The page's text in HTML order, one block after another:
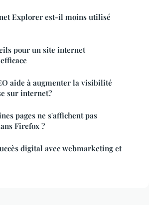
Explorer est-il moins utilisé
pour un site internet
aide à augmenter la visibilité
sur internet?
pages ne s'affichent pas
Firefox ?
digital avec webmarketing et